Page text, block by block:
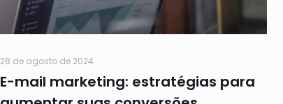
28 de agosto de 2024
E-mail marketing: estratégias para